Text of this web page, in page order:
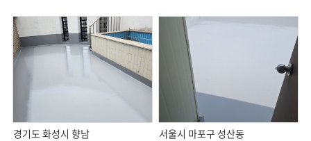
경기도 화성시 향남
서울시 마포구 성산동